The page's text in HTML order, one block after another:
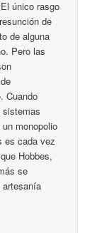
único rasgo
de
de alguna
Pero las
Cuando
monopolio
es cada vez
Hobbes,
se
artesanía